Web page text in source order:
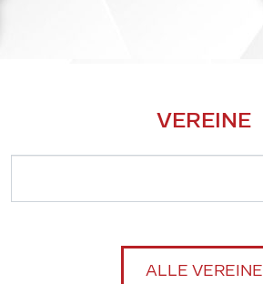
VEREINE
ALLE VEREINE